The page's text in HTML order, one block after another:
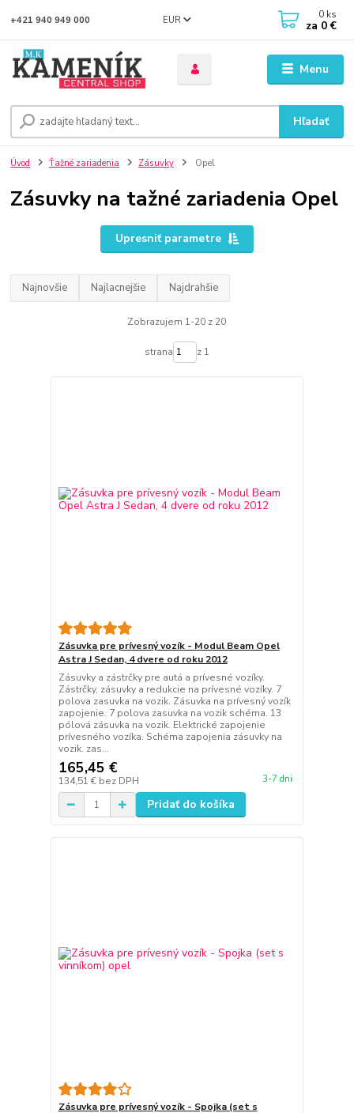
Menu
EUR
Hľadať
+421 940 949 000 0 ks
za 0 €
Úvod Ťažné zariadenia Zásuvky Opel
Zásuvky na tažné zariadenia Opel
Upresniť parametre
Najnovšie Najlacnejšie Najdrahšie
Zobrazujem 1-20 z 20
strana z 1
Zásuvka pre prívesný vozík - Modul Beam Opel
Astra J Sedan, 4 dvere od roku 2012
Zásuvky a zástrčky pre autá a prívesné vozíky.
Zástrčky, zásuvky a redukcie na prívesné vozíky. 7
polova zasuvka na vozik. Zásuvka na prívesný vozík
zapojenie. 7 polova zasuvka na vozik schéma. 13
pólová zásuvka na vozik. Elektrické zapojenie
prívesného vozíka. Schéma zapojenia zásuvky na
vozik. zas...
165,45 €
134,51 € bez DPH 3-7 dni
Pridať do košíka
Zásuvka pre prívesný vozík - Spojka (set s